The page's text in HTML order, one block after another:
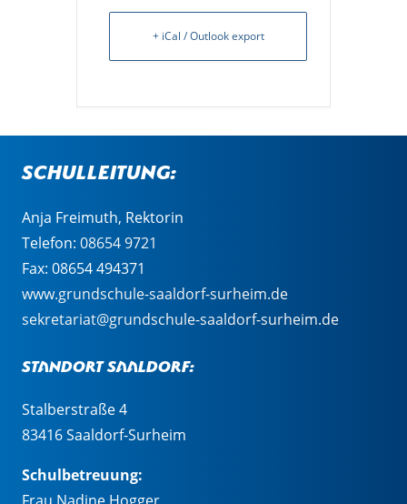
+ iCal / Outlook export
Schulleitung:
Anja Freimuth, Rektorin
Telefon: 08654 9721
Fax: 08654 494371
www.grundschule-saaldorf-surheim.de
sekretariat@grundschule-saaldorf-surheim.de
Standort Saaldorf:
Stalberstraße 4
83416 Saaldorf-Surheim
Schulbetreuung: